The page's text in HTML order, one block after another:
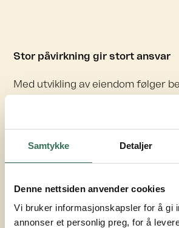
Samtykke Detaljer
Denne nettsiden anvender cookies
Vi bruker informasjonskapsler for å gi
annonser et personlig preg, for å
Stor påvirkning gir stort ansvar
Med utvikling av eiendom følger
og energibruk, HMS-risiko, og
avtrykk som påvirker
for å ta gode valg som forsterker
oss.
Vår tilnærming